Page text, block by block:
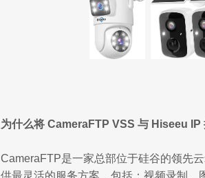
为什么将 CameraFTP VSS 与 Hiseeu IP
CameraFTP是一家总部位于硅谷的领先
供最灵活的服务方案，包括：视频录制、